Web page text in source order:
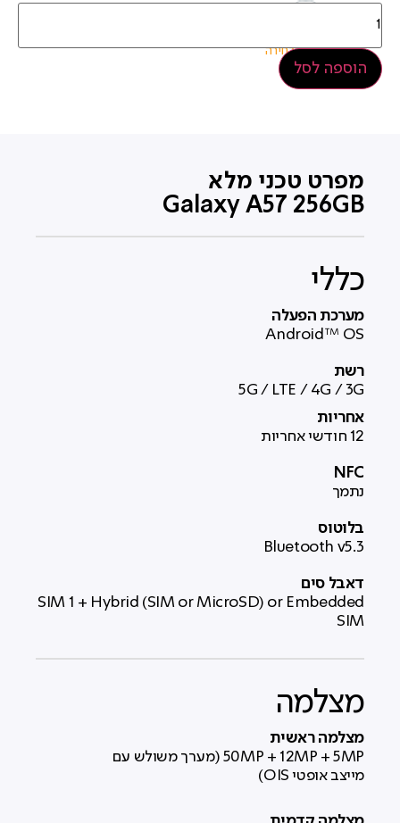
נקה
הוספה לסל
מפרט טכני מלא
Galaxy A57 256GB
כללי
מערכת הפעלה
Android™ OS
רשת
5G / LTE / 4G / 3G
אחריות
12 חודשי אחריות
NFC
נתמך
בלוטוס
Bluetooth v5.3
דאבל סים
SIM 1 + Hybrid (SIM or MicroSD) or Embedded
SIM
מצלמה
מצלמה ראשית
50MP + 12MP + 5MP (מערך משולש עם
מייצב אופטי OIS)